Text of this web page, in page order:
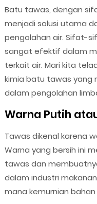
Batu tawas, dengan
menjadi solusi utama
pengolahan air. Sifat-
sangat efektif dalam
terkait air. Mari kita
kimia batu tawas yang
dalam pengolahan
Warna Putih
Tawas dikenal karena
Warna yang bersih ini
tawas dan
dalam industri
mana kemurnian